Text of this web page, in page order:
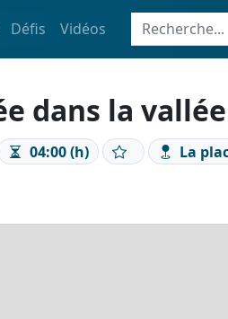
Défis Vidéos
dans la
04:00 (h) La